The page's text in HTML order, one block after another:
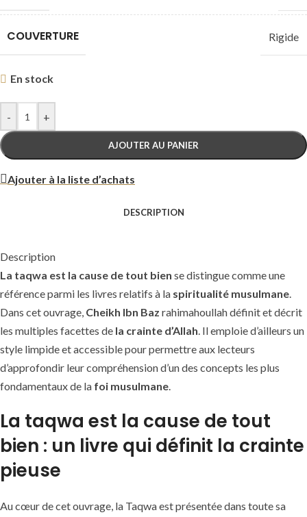
COUVERTURE Rigide
En stock
- +
AJOUTER AU PANIER
Ajouter à la liste d’achats
DESCRIPTION
Description
La taqwa est la cause de tout bien se distingue comme une
référence parmi les livres relatifs à la spiritualité musulmane.
Dans cet ouvrage, Cheikh Ibn Baz rahimahoullah définit et décrit
les multiples facettes de la crainte d’Allah. Il emploie d’ailleurs un
style limpide et accessible pour permettre aux lecteurs
d’approfondir leur compréhension d’un des concepts les plus
fondamentaux de la foi musulmane.
La taqwa est la cause de tout
bien : un livre qui définit la crainte
pieuse
Au cœur de cet ouvrage, la Taqwa est présentée dans toute sa